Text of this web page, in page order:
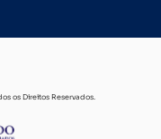
os Direitos Reservados.